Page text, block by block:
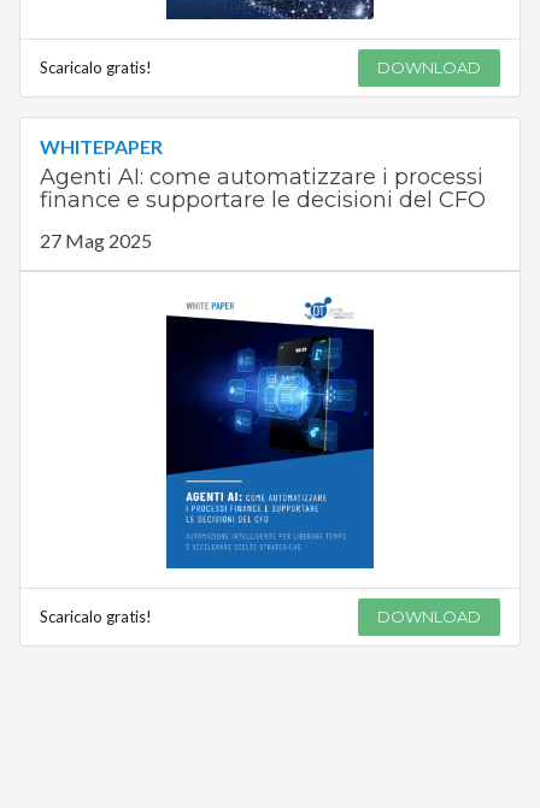
Scaricalo gratis! DOWNLOAD
WHITEPAPER
Agenti AI: come automatizzare i processi
finance e supportare le decisioni del CFO
27 Mag 2025
Scaricalo gratis! DOWNLOAD